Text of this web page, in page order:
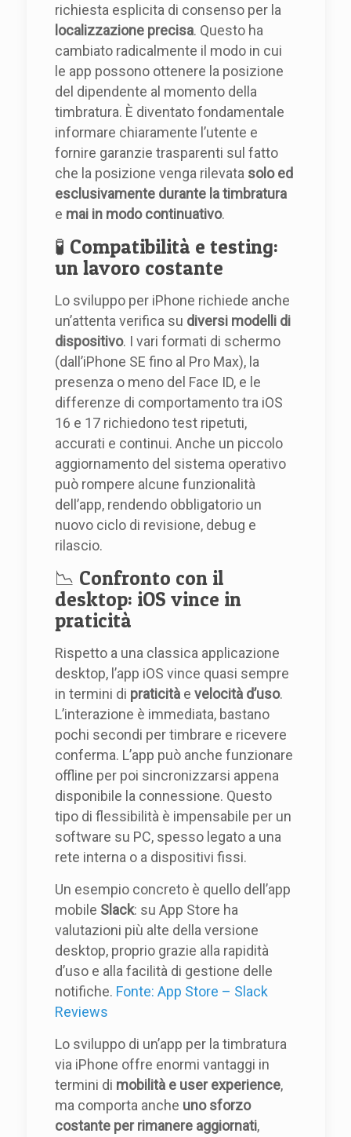
richiesta esplicita di consenso per la
localizzazione precisa. Questo ha
cambiato radicalmente il modo in cui
le app possono ottenere la posizione
del dipendente al momento della
timbratura. È diventato fondamentale
informare chiaramente l’utente e
fornire garanzie trasparenti sul fatto
che la posizione venga rilevata solo ed
esclusivamente durante la timbratura
e mai in modo continuativo.
🧪 Compatibilità e testing:
un lavoro costante
Lo sviluppo per iPhone richiede anche
un’attenta verifica su diversi modelli di
dispositivo. I vari formati di schermo
(dall’iPhone SE fino al Pro Max), la
presenza o meno del Face ID, e le
differenze di comportamento tra iOS
16 e 17 richiedono test ripetuti,
accurati e continui. Anche un piccolo
aggiornamento del sistema operativo
può rompere alcune funzionalità
dell’app, rendendo obbligatorio un
nuovo ciclo di revisione, debug e
rilascio.
📉 Confronto con il
desktop: iOS vince in
praticità
Rispetto a una classica applicazione
desktop, l’app iOS vince quasi sempre
in termini di praticità evelocità d’uso.
L’interazione è immediata, bastano
pochi secondi per timbrare e ricevere
conferma. L’app può anche funzionare
offline per poi sincronizzarsi appena
disponibile la connessione. Questo
tipo di flessibilità è impensabile per un
software su PC, spesso legato a una
rete interna o a dispositivi fissi.
Un esempio concreto è quello dell’app
mobile Slack: su App Store ha
valutazioni più alte della versione
desktop, proprio grazie alla rapidità
d’uso e alla facilità di gestione delle
notifiche. Fonte: App Store – Slack
Reviews
Lo sviluppo di un’app per la timbratura
via iPhone offre enormi vantaggi in
termini di mobilità e user experience,
ma comporta anche uno sforzo
costante per rimanere aggiornati,